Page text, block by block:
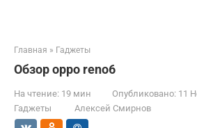
Главная » Гаджеты
Обзор oppo reno6
На чтение: 19 мин Опубликовано: 11
Гаджеты
Алексей Смирнов